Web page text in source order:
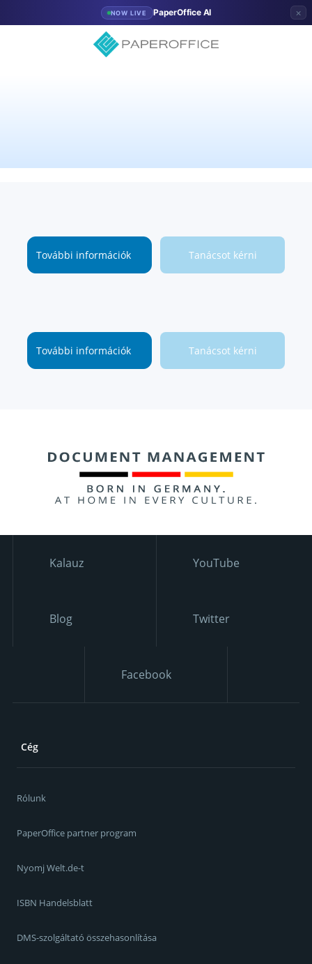
NOW LIVE PaperOffice AI ×
További információk Tanácsot kérni
További információk Tanácsot kérni
Kalauz YouTube
Blog Twitter
Facebook
Cég
Rólunk
PaperOffice partner program
Nyomj Welt.de-t
ISBN Handelsblatt
DMS-szolgáltató összehasonlítása